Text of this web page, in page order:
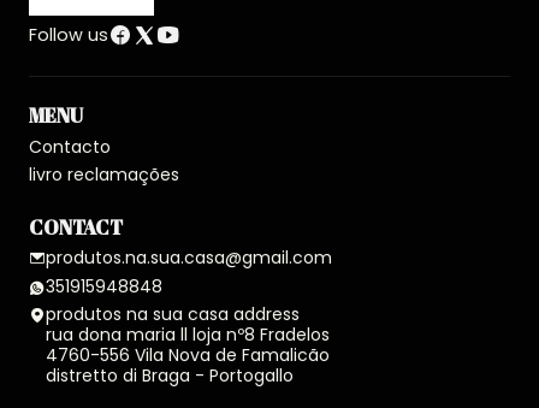
Follow us
MENU
Contacto
livro reclamações
CONTACT
produtos.na.sua.casa@gmail.com
351915948848
produtos na sua casa address
rua dona maria ll loja nº8 Fradelos
4760-556 Vila Nova de Famalicão
distretto di Braga - Portogallo